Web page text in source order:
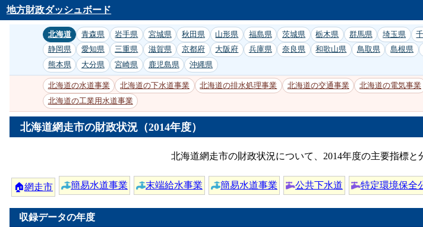
地方財政ダッシュボード
北海道 青森県 岩手県 宮城県 秋田県 山形県 福島県 茨城県 栃木県 群馬県 埼玉県
静岡県
愛知県 三重県 滋賀県 京都府 大阪府 兵庫県 奈良県 和歌山県 鳥取県 島根県
熊本県
大分県 宮崎県 鹿児島県 沖縄県
北海道の水道事業 北海道の下水道事業 北海道の排水処理事業 北海道の交通事業 北海道の電気事業
北海道の工業用水道事業
北海道網走市の財政状況（2014年度）
北海道網走市の財政状況について、2014年度の主要指標
🏠網走市 簡易水道事業 末端給水事業 簡易水道事業 公共下水道 特定環境保全
収録データの年度